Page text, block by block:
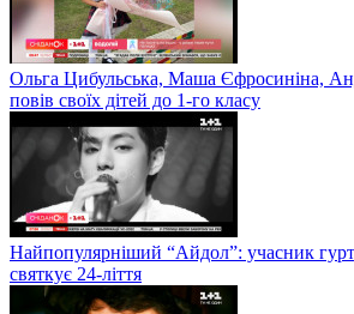
Ольга Цибульська, Маша Єфросиніна,
повів своїх дітей до 1-го класу
Найпопулярніший “Айдол”: учасник
святкує 24-ліття